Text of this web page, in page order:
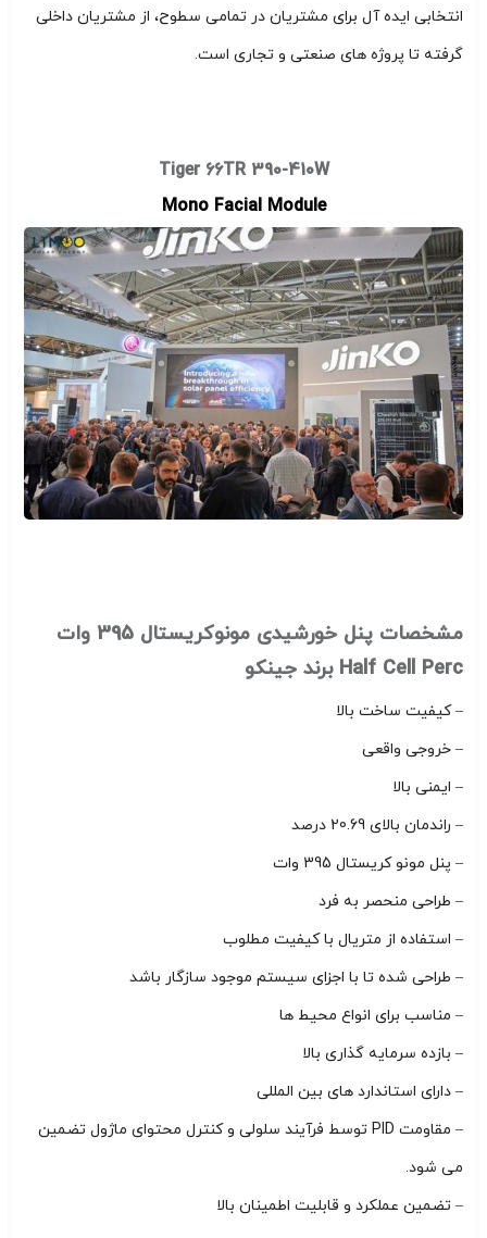
انتخابی ایده آل برای مشتریان در تمامی سطوح، از مشتریان داخلی
گرفته تا پروژه های صنعتی و تجاری است.
Tiger 66TR 390-410W
Mono Facial Module
مشخصات پنل خورشیدی مونوکریستال 395 وات
Half Cell Perc برند جینکو
– کیفیت ساخت بالا
– خروجی واقعی
– ایمنی بالا
– راندمان بالای 20.69 درصد
– پنل مونو کریستال 395 وات
– طراحی منحصر به فرد
– استفاده از متریال با کیفیت مطلوب
– طراحی شده تا با اجزای سیستم موجود سازگار باشد
– مناسب برای انواع محیط ها
– بازده سرمایه گذاری بالا
– دارای استاندارد های بین المللی
– مقاومت PID توسط فرآیند سلولی و کنترل محتوای ماژول تضمین
می شود.
– تضمین عملکرد و قابلیت اطمینان بالا